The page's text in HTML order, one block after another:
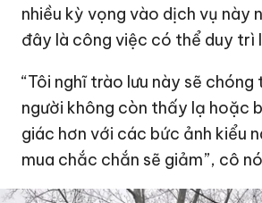
nhiều kỳ vọng vào dịch vụ này
đây là công việc có thể duy trì
“Tôi nghĩ trào lưu này sẽ chóng
người không còn thấy lạ hoặc
giác hơn với các bức ảnh kiểu
mua chắc chắn sẽ giảm”, cô